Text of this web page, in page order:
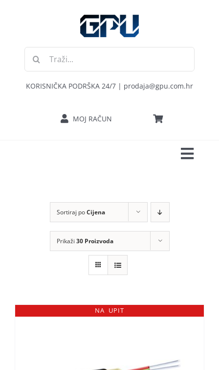
Traži...
KORISNIČKA PODRŠKA 24/7 | prodaja@gpu.com.hr
MOJ RAČUN
RAČUNALA
KOMPONENTE
Sortiraj poCijena
Prikaži 30 Proizvoda
NA UPIT